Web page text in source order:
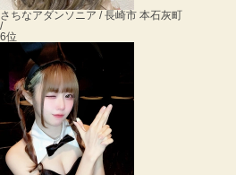
さちなアダンソニア / 長崎市 本石灰町
/
6位